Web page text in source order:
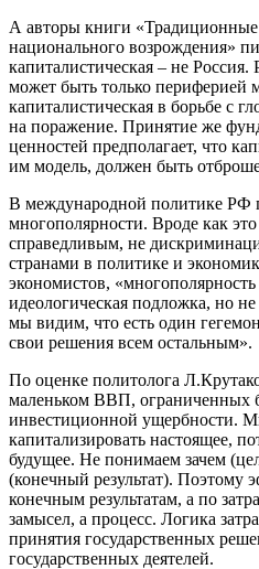
А авторы книги «Традиционные
национального возрождения»
капиталистическая – не Россия.
может быть только периферией
капиталистическая в борьбе с
на поражение. Принятие же
ценностей предполагает, что
им модель, должен быть
В международной политике РФ
многополярности. Вроде как
справедливым, не
странами в политике и
экономистов,
идеологическая подложка, но
мы видим, что есть один
свои решения всем остальным».
По оценке политолога
маленьком ВВП, ограниченных
инвестиционной ущербности.
капитализировать настоящее,
будущее. Не понимаем зачем
(конечный результат). Поэтому
конечным результатам, а по
замысел, а процесс. Логика
принятия государственных
государственных деятелей.